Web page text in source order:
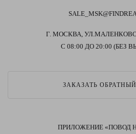
Г. МОСКВА,
С 08:00 ДО 20:00 (БЕЗ
ЗАКАЗАТЬ
ПРИЛОЖЕНИЕ «ПОВОД